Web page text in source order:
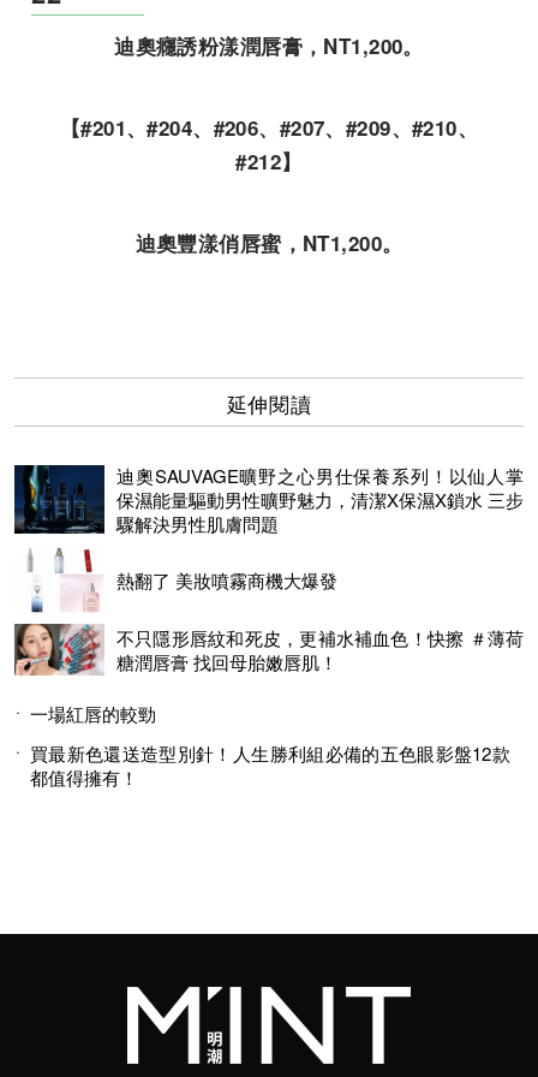
迪奧癮誘粉漾潤唇膏，NT1,200。
【#201、#204、#206、#207、#209、#210、
#212】
迪奧豐漾俏唇蜜，NT1,200。
延伸閱讀
迪奧SAUVAGE曠野之心男仕保養系列！以仙人掌
保濕能量驅動男性曠野魅力，清潔X保濕X鎖水 三步
驟解決男性肌膚問題
熱翻了 美妝噴霧商機大爆發
不只隱形唇紋和死皮，更補水補血色！快擦 ＃薄荷
糖潤唇膏 找回母胎嫩唇肌！
一場紅唇的較勁
買最新色還送造型別針！人生勝利組必備的五色眼影盤12款
都值得擁有！